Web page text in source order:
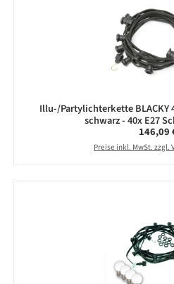
Illu-/Partylichterkette
schwarz - 40x E27
146,09
Preise inkl. MwSt. zzgl.